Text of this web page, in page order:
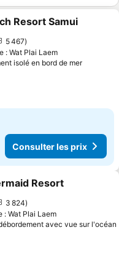
à mes favoris
Resort Samui
5 467
: Wat Plai Laem
isolé en bord de mer
Consulter les prix
à mes favoris
Resort
3 824
: Wat Plai Laem
avec vue sur l'océan